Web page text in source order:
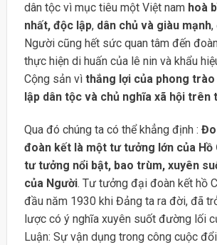
dân tộc vì mục tiêu một Việt nam hoà
nhất, độc lập, dân chủ và giàu mạnh,
Người cũng hết sức quan tâm đến
thực hiện di huấn của lê nin và khẩu
Cộng sản vì thắng lợi của phong
lập dân tộc và chủ nghĩa xã hội trên
Qua đó chúng ta có thể khẳng định :
đoàn kết là một tư tưởng lớn của Hồ
tư tưởng nổi bật, bao trùm, xuyên
của Người. Tư tưởng đại đoàn kết hồ
đầu năm 1930 khi Đảng ta ra đời, đã
lược có ý nghĩa xuyên suốt đường lối
Luận: Sự vận dụng trong công cuộc